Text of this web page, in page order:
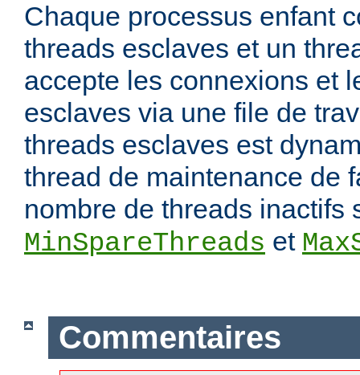
Chaque processus enfant
threads esclaves et un
accepte les connexions et
esclaves via une file de
threads esclaves est
thread de maintenance de
nombre de threads inactifs
MinSpareThreads et
Commentaires